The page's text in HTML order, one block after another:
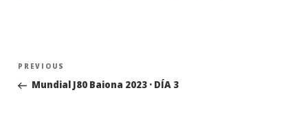
Navegación
entradas
Previous
Post
PREVIOUS
Mundial J80 Baiona 2023 · DÍA 3